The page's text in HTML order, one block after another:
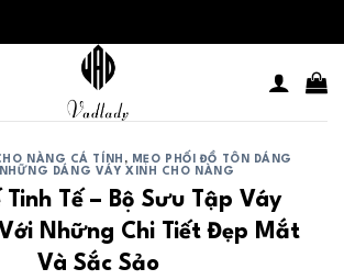
NÀNG CÁ TÍNH , MẸO PHỐI ĐỒ TÔN DÁNG
NHỮNG DÁNG VÁY XINH CHO NÀNG
Tinh Tế – Bộ Sưu Tập Váy
Những Chi Tiết Đẹp Mắt
Và Sắc Sảo